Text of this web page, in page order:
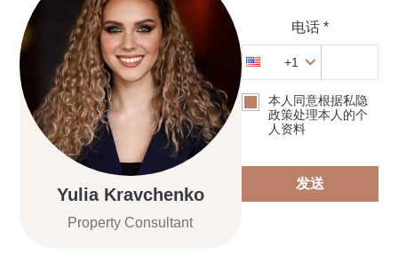
Yulia Kravchenko
Property Consultant
电话 *
+1
本人同意根据私隐
政策处理本人的个
人资料
发送